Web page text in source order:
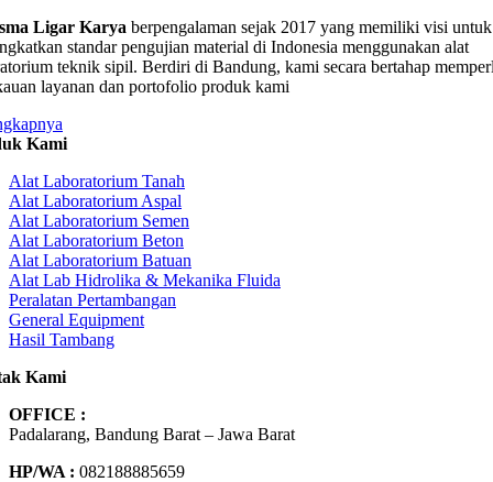
Ligar Karya berpengalaman sejak 2017 yang memiliki visi untuk
standar pengujian material di Indonesia menggunakan alat
teknik sipil. Berdiri di Bandung, kami secara bertahap
layanan dan portofolio produk kami
Kami
Alat Laboratorium Tanah
Alat Laboratorium Aspal
Alat Laboratorium Semen
Alat Laboratorium Beton
Alat Laboratorium Batuan
Alat Lab Hidrolika & Mekanika Fluida
Peralatan Pertambangan
General Equipment
Hasil Tambang
Kami
OFFICE :
Padalarang, Bandung Barat – Jawa Barat
HP/WA : 082188885659